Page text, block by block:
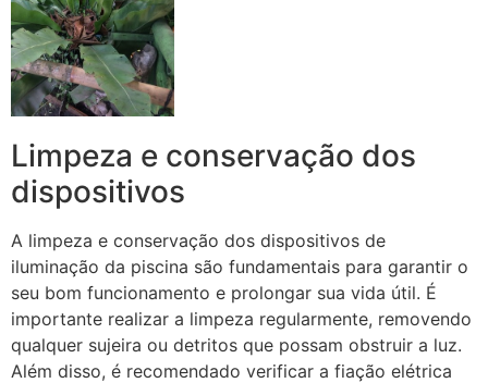
Limpeza e conservação dos
dispositivos
A limpeza e conservação dos dispositivos de
iluminação da piscina são fundamentais para garantir o
seu bom funcionamento e prolongar sua vida útil. É
importante realizar a limpeza regularmente, removendo
qualquer sujeira ou detritos que possam obstruir a luz.
Além disso, é recomendado verificar a fiação elétrica